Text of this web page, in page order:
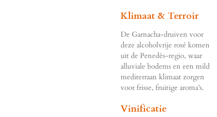
Klimaat & Terroir
De Garnacha-druiven voor
deze alcoholvrije rosé komen
uit de Penedès-regio, waar
alluviale bodems en een mild
mediterraan klimaat zorgen
voor frisse, fruitige aroma’s.
Vinificatie